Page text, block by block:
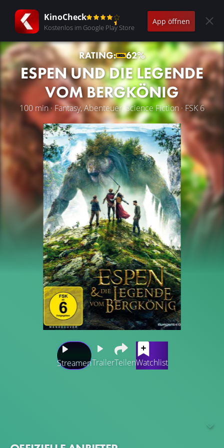
KinoCheck
Kostenlos im Google Play Store
App öffnen
RATING: 62%
ESPEN UND DIE LEGENDE
VOM BERGKÖNIG
100 min · Fantasy, Abenteuer, Science Fiction · FSK 6
StreamenTrailerTeilenWatchlist
befreit, soll reich entlohnt werden. Espen und seine